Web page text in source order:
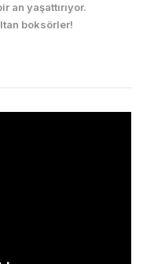
an yaşattırıyor.
boksörler!